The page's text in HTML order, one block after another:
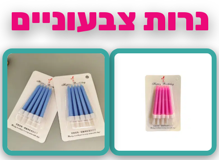
נרות צבעוניים